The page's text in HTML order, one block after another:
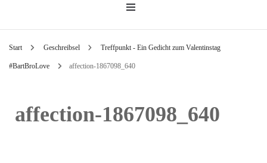
Start Geschreibsel Treffpunkt - Ein Gedicht zum Valentinstag
#BartBroLove affection-1867098_640
affection-1867098_640